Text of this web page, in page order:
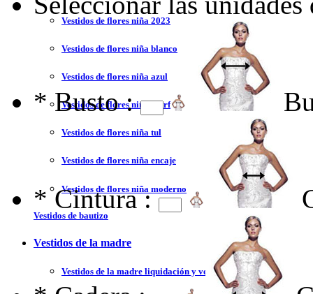
Vestidos de flores niña 2023
Vestidos de flores niña blanco
Vestidos de flores niña azul
Vestidos de flores niña marfil
Vestidos de flores niña tul
Vestidos de flores niña encaje
Vestidos de flores niña moderno
Vestidos de bautizo
Vestidos de la madre
Vestidos de la madre liquidación y venta
* Busto :
* Cintura :